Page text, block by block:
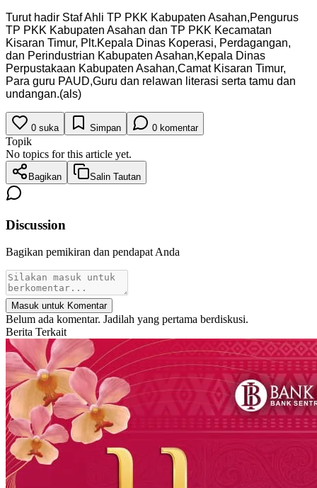
Turut hadir Staf Ahli TP PKK Kabupaten Asahan,Pengurus
TP PKK Kabupaten Asahan dan TP PKK Kecamatan
Kisaran Timur, Plt.Kepala Dinas Koperasi, Perdagangan,
dan Perindustrian Kabupaten Asahan,Kepala Dinas
Perpustakaan Kabupaten Asahan,Camat Kisaran Timur,
Para guru PAUD,Guru dan relawan literasi serta tamu dan
undangan.(als)
0 suka Simpan 0 komentar
Topik
No topics for this article yet.
Bagikan Salin Tautan
Discussion
Bagikan pemikiran dan pendapat Anda
Masuk untuk Komentar
Belum ada komentar. Jadilah yang pertama berdiskusi.
Berita Terkait